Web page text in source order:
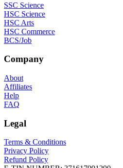
SSC Science
HSC Science
HSC Arts
HSC Commerce
BCS/Job
Company
About
Affiliates
Help
FAQ
Legal
Terms & Conditions
Privacy Policy
Refund Policy